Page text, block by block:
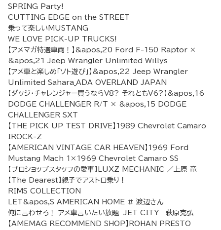
SPRING Party!
CUTTING EDGE on the STREET
乗って楽しいMUSTANG
WE LOVE PICK-UP TRUCKS!
【アメマガ特選車両！】&apos,20 Ford F-150 Raptor ×
&apos,21 Jeep Wrangler Unlimited Willys
【アメ車と楽しめ「ソト遊び」】&apos,22 Jeep Wrangler
Unlimited Sahara_ADA OVERLAND JAPAN
【ダッジ・チャレンジャー買うならV8? それともV6?】&apos,16
DODGE CHALLENGER R/T × &apos,15 DODGE
CHALLENGER SXT
【THE PICK UP TEST DRIVE】1989 Chevrolet Camaro
IROCK-Z
【AMERICAN VINTAGE CAR HEAVEN】1969 Ford
Mustang Mach 1×1969 Chevrolet Camaro SS
【プロショップスタッフの愛車】LUXZ MECHANIC ／上原 竜
【The Dearest】親子でアストロ乗り！
RIMS COLLECTION
LET&apos,S AMERICAN HOME # 渡辺さん
俺に言わせろ！ アメ車言いたい放題 JET CITY 萩原克弘
【AMEMAG RECOMMEND SHOP】ROHAN PRESTO